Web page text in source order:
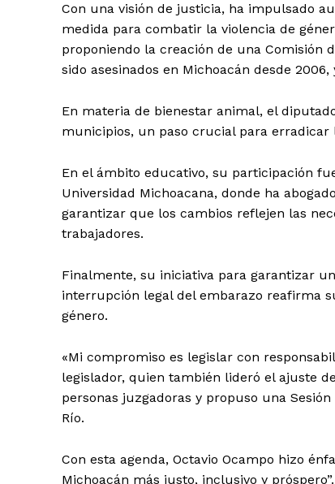
Con una visión de justicia, ha impulsado
medida para combatir la violencia de
proponiendo la creación de una Comisión
sido asesinados en Michoacán desde
En materia de bienestar animal, el
municipios, un paso crucial para erradicar
En el ámbito educativo, su participación
Universidad Michoacana, donde ha
garantizar que los cambios reflejen las
trabajadores.
Finalmente, su iniciativa para garantizar
interrupción legal del embarazo reafirma
género.
«Mi compromiso es legislar con
legislador, quien también lideró el ajuste
personas juzgadoras y propuso una
Río.
Con esta agenda, Octavio Ocampo hizo
Michoacán más justo, inclusivo y próspero”.